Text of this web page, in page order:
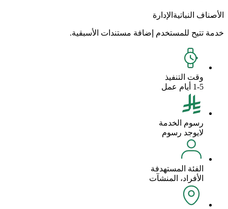
الأصناف النباتية الإدارة
خدمة تتيح للمستخدم إضافة مستندات الأسبقية.
وقت التنفيذ
1-5 أيام عمل
رسوم الخدمة
لايوجد رسوم
الفئة المستهدفة
الأفراد، المنشآت